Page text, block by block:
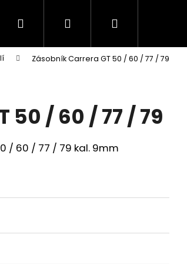
změny od 1. 1. 2026
Hledat PřihlášeníNákupní
Zásobník Carrera GT 50 / 60 / 77 / 79
50 / 60 / 77 / 79
/ 60 / 77 / 79 kal. 9mm
Následující